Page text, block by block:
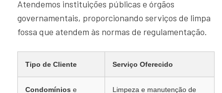
Atendemos instituições públicas e órgãos
governamentais, proporcionando serviços de limpa
fossa que atendem às normas de regulamentação.
Tipo de Cliente Serviço Oferecido
Condomínios e
Limpeza e manutenção de